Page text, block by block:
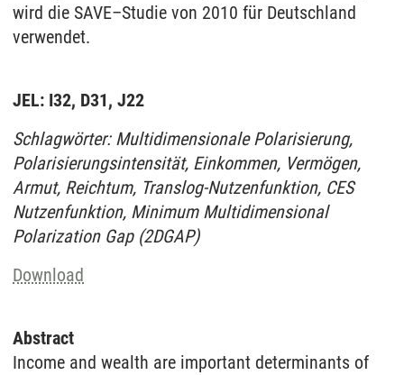
wird die SAVE–Studie von 2010 für Deutschland
verwendet.
JEL: I32, D31, J22
Schlagwörter: Multidimensionale Polarisierung,
Polarisierungsintensität, Einkommen, Vermögen,
Armut, Reichtum, Translog-Nutzenfunktion, CES
Nutzenfunktion, Minimum Multidimensional
Polarization Gap (2DGAP)
Download
Abstract
Income and wealth are important determinants of